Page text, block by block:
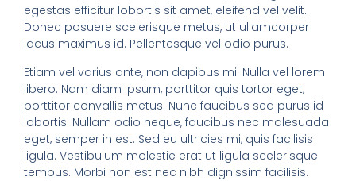
egestas efficitur lobortis sit amet, eleifend vel velit.
Donec posuere scelerisque metus, ut ullamcorper
lacus maximus id. Pellentesque vel odio purus.
Etiam vel varius ante, non dapibus mi. Nulla vel lorem
libero. Nam diam ipsum, porttitor quis tortor eget,
porttitor convallis metus. Nunc faucibus sed purus id
lobortis. Nullam odio neque, faucibus nec malesuada
eget, semper in est. Sed eu ultricies mi, quis facilisis
ligula. Vestibulum molestie erat ut ligula scelerisque
tempus. Morbi non est nec nibh dignissim facilisis.